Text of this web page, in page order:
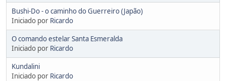
Bushi-Do - o caminho do Guerreiro (Japão)
Iniciado por Ricardo
O comando estelar Santa Esmeralda
Iniciado por Ricardo
Kundalini
Iniciado por Ricardo